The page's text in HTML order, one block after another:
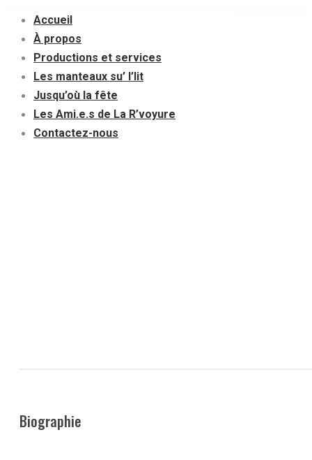
Contenu
pleine
largeur
Accueil
À propos
Productions et services
Les manteaux su’ l’lit
Jusqu’où la fête
Les Ami.e.s de La R’voyure
Contactez-nous
Biographie